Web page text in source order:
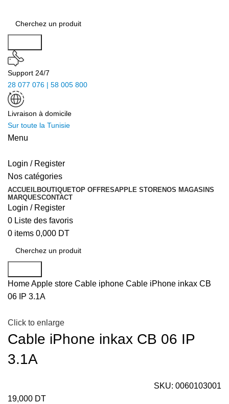
Support 24/7
28 077 076 | 58 005 800
Livraison à domicile
Sur toute la Tunisie
Menu
Login / Register
Nos catégories
ACCUEILBOUTIQUETOP OFFRESAPPLE STORENOS MAGASINS
MARQUESCONTACT
Login / Register
0 Liste des favoris
0 items 0,000 DT
HomeApple store Cable iphone Cable iPhone inkax CB
06 IP 3.1A
Click to enlarge
Cable iPhone inkax CB 06 IP
3.1A
SKU: 0060103001
19,000 DT